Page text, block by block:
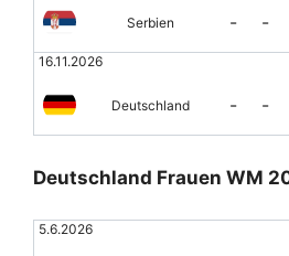
Serbien - -
16.11.2026
Deutschland - -
Deutschland Frauen WM
5.6.2026